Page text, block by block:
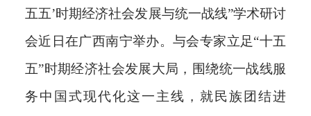
五五’时期经济社会发展与统一战线”学术研讨
会近日在广西南宁举办。与会专家立足“十五
五”时期经济社会发展大局，围绕统一战线服
务中国式现代化这一主线，就民族团结进